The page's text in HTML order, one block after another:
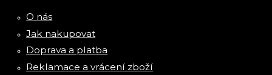
O nás
Jak nakupovat
Doprava a platba
Reklamace a vrácení zboží